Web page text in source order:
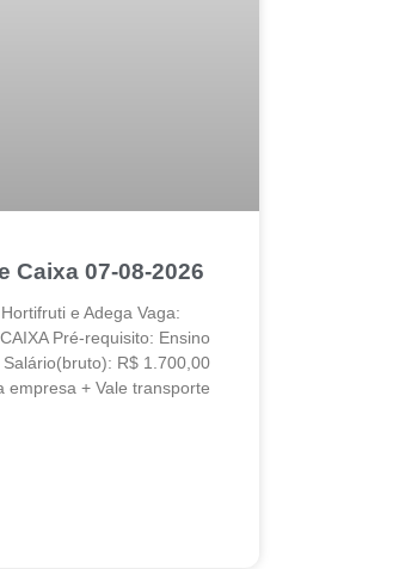
Caixa 07-08-2026
e Adega Vaga:
Pré-requisito: Ensino
R$ 1.700,00
empresa + Vale transporte